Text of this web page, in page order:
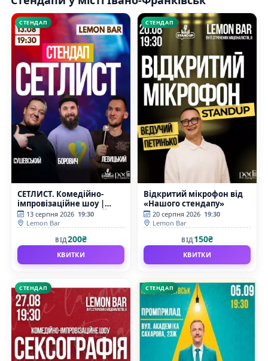
СТЕНДАП
СЕТЛИСТ. Комедійно-
імпровізаційне шоу |
Борович, Сушевський,
Левицький
13 серпня 2026 19:30
Lemon Bar
ВІД200₴
КВИТКИ
СТЕНДАП
Відкритий мікрофон від
«Нашого стендапу»
20 серпня 2026 19:30
Lemon Bar
ВІД150₴
КВИТКИ
СТЕНДАП СТЕНДАП